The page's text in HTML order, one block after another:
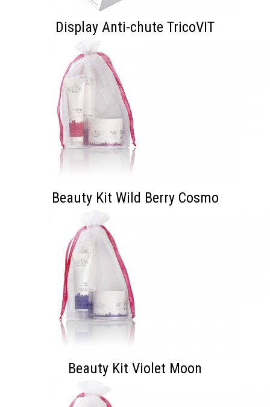
Display Anti-chute TricoVIT
Beauty Kit Wild Berry Cosmo
Beauty Kit Violet Moon